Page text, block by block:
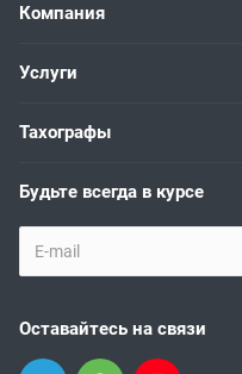
Компания
Услуги
Тахографы
Будьте всегда в курсе
Оставайтесь на связи